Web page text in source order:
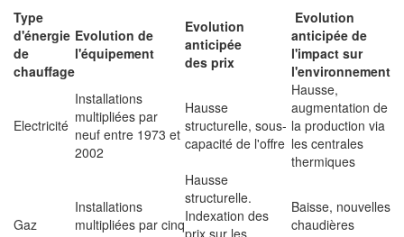
Type
d'énergie
de
chauffage
Evolution de
l'équipement
Evolution
anticipée
des prix
Evolution
anticipée de
l'impact sur
l'environnement
Electricité
Installations
multipliées par
neuf entre 1973 et
2002
Hausse
structurelle, sous-
capacité de l'offre
Hausse,
augmentation de
la production via
les centrales
thermiques
Gaz
Installations
multipliées par cinq
Hausse
structurelle.
Indexation des
prix sur les
Baisse, nouvelles
chaudières